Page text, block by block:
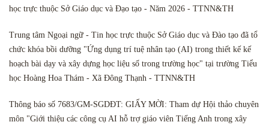
học trực thuộc Sở Giáo dục và Đạo tạo - Năm 2026 - TTNN&TH
Trung tâm Ngoại ngữ - Tin học trực thuộc Sở Giáo dục và Đào tạo đã tổ
chức khóa bồi dưỡng "Ứng dụng trí tuệ nhân tạo (AI) trong thiết kế kế
hoạch bài dạy và xây dựng học liệu số trong trường học" tại trường Tiểu
học Hoàng Hoa Thám - Xã Đông Thạnh - TTNN&TH
Thông báo số 7683/GM-SGDĐT: GIẤY MỜI: Tham dự Hội thảo chuyên
môn "Giới thiệu các công cụ AI hỗ trợ giáo viên Tiếng Anh trong xây